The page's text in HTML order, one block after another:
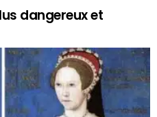
dangereux et